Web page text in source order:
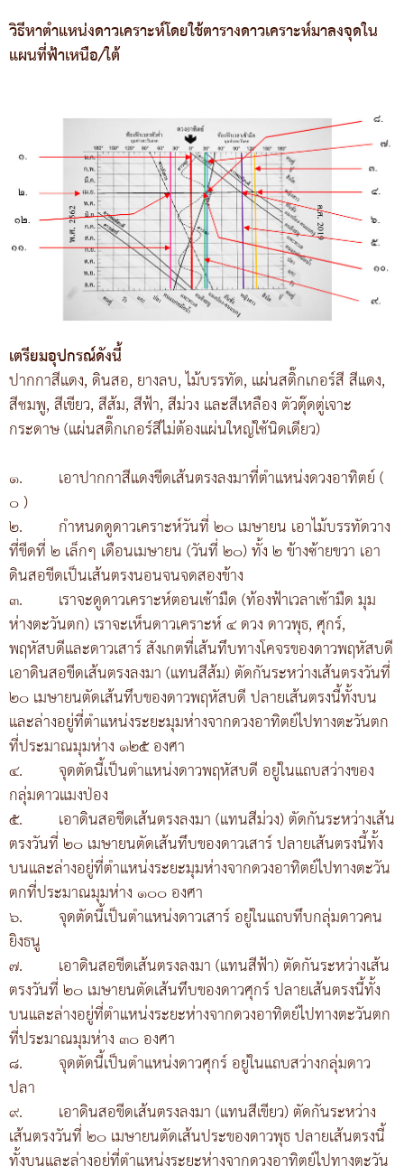
วิธีหาตำแหน่งดาวเคราะห์โดยใช้ตารางดาวเคราะห์มาลงจุดใน
แผนที่ฟ้าเหนือ/ใต้
เตรียมอุปกรณ์ดังนี้
ปากกาสีแดง, ดินสอ, ยางลบ, ไม้บรรทัด, แผ่นสติ๊กเกอร์สี สีแดง,
สีชมพู, สีเขียว, สีส้ม, สีฟ้า, สีม่วง และสีเหลือง ตัวตุ๊ดตู่เจาะ
กระดาษ (แผ่นสติ๊กเกอร์สีไม่ต้องแผ่นใหญ่ใช้นิดเดียว)
๑.
เอาปากกาสีแดงขีดเส้นตรงลงมาที่ตำแหน่งดวงอาทิตย์ (
๐ )
๒. กำหนดดูดาวเคราะห์วันที่ ๒๐ เมษายน เอาไม้บรรทัดวาง
ที่ขีดที่ ๒ เล็กๆ เดือนเมษายน (วันที่ ๒๐) ทั้ง ๒ ข้างซ้ายขวา เอา
ดินสอขีดเป็นเส้นตรงนอนจนจดสองข้าง
๓. เราจะดูดาวเคราะห์ตอนเช้ามืด (ท้องฟ้าเวลาเช้ามืด มุม
ห่างตะวันตก) เราจะเห็นดาวเคราะห์ ๔ ดวง ดาวพุธ, ศุกร์,
พฤหัสบดีและดาวเสาร์ สังเกตที่เส้นทึบทางโคจรของดาวพฤหัสบดี
เอาดินสอขีดเส้นตรงลงมา (แทนสีส้ม) ตัดกันระหว่างเส้นตรงวันที่
๒๐ เมษายนตัดเส้นทึบของดาวพฤหัสบดี ปลายเส้นตรงนี้ทั้งบน
และล่างอยู่ที่ตำแหน่งระยะมุมห่างจากดวงอาทิตย์ไปทางตะวันตก
ที่ประมาณมุมห่าง ๑๒๕ องศา
๔. จุดตัดนี้เป็นตำแหน่งดาวพฤหัสบดี อยู่ในแถบสว่างของ
กลุ่มดาวแมงป่อง
๕. เอาดินสอขีดเส้นตรงลงมา (แทนสีม่วง) ตัดกันระหว่างเส้น
ตรงวันที่ ๒๐ เมษายนตัดเส้นทึบของดาวเสาร์ ปลายเส้นตรงนี้ทั้ง
บนและล่างอยู่ที่ตำแหน่งระยะมุมห่างจากดวงอาทิตย์ไปทางตะวัน
ตกที่ประมาณมุมห่าง ๑๐๐ องศา
๖. จุดตัดนี้เป็นตำแหน่งดาวเสาร์ อยู่ในแถบทึบกลุ่มดาวคน
ยิงธนู
๗. เอาดินสอขีดเส้นตรงลงมา (แทนสีฟ้า) ตัดกันระหว่างเส้น
ตรงวันที่ ๒๐ เมษายนตัดเส้นทึบของดาวศุกร์ ปลายเส้นตรงนี้ทั้ง
บนและล่างอยู่ที่ตำแหน่งระยะห่างจากดวงอาทิตย์ไปทางตะวันตก
ที่ประมาณมุมห่าง ๓๐ องศา
๘. จุดตัดนี้เป็นตำแหน่งดาวศุกร์ อยู่ในแถบสว่างกลุ่มดาว
ปลา
๙. เอาดินสอขีดเส้นตรงลงมา (แทนสีเขียว) ตัดกันระหว่าง
เส้นตรงวันที่ ๒๐ เมษายนตัดเส้นประของดาวพุธ ปลายเส้นตรงนี้